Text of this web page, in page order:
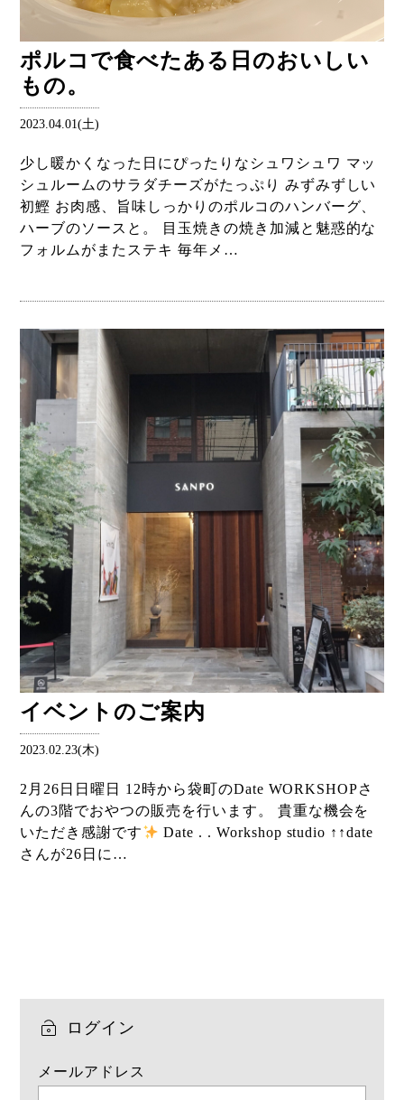
ポルコで食べたある日のおいしい
もの。
2023.04.01(土)
少し暖かくなった日にぴったりなシュワシュワ マッ
シュルームのサラダチーズがたっぷり みずみずしい
初鰹 お肉感、旨味しっかりのポルコのハンバーグ、
ハーブのソースと。 目玉焼きの焼き加減と魅惑的な
フォルムがまたステキ 毎年メ…
イベントのご案内
2023.02.23(木)
2月26日日曜日 12時から袋町のDate WORKSHOPさ
んの3階でおやつの販売を行います。 貴重な機会を
いただき感謝です
Date . . Workshop studio ↑↑date
さんが26日に…
ログイン
メールアドレス